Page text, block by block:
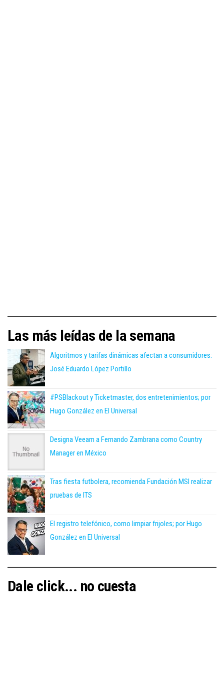
Las más leídas de la semana
Algoritmos y tarifas dinámicas afectan a consumidores:
José Eduardo López Portillo
#PSBlackout y Ticketmaster, dos entretenimientos; por
Hugo González en El Universal
Designa Veeam a Fernando Zambrana como Country
Manager en México
Tras fiesta futbolera, recomienda Fundación MSI realizar
pruebas de ITS
El registro telefónico, como limpiar frijoles; por Hugo
González en El Universal
Dale click... no cuesta